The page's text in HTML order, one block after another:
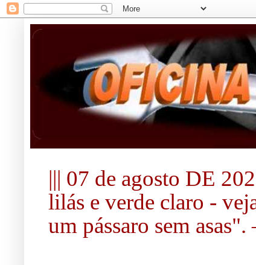
||| 07 de agosto DE
lilás e verde claro -
um pássaro sem